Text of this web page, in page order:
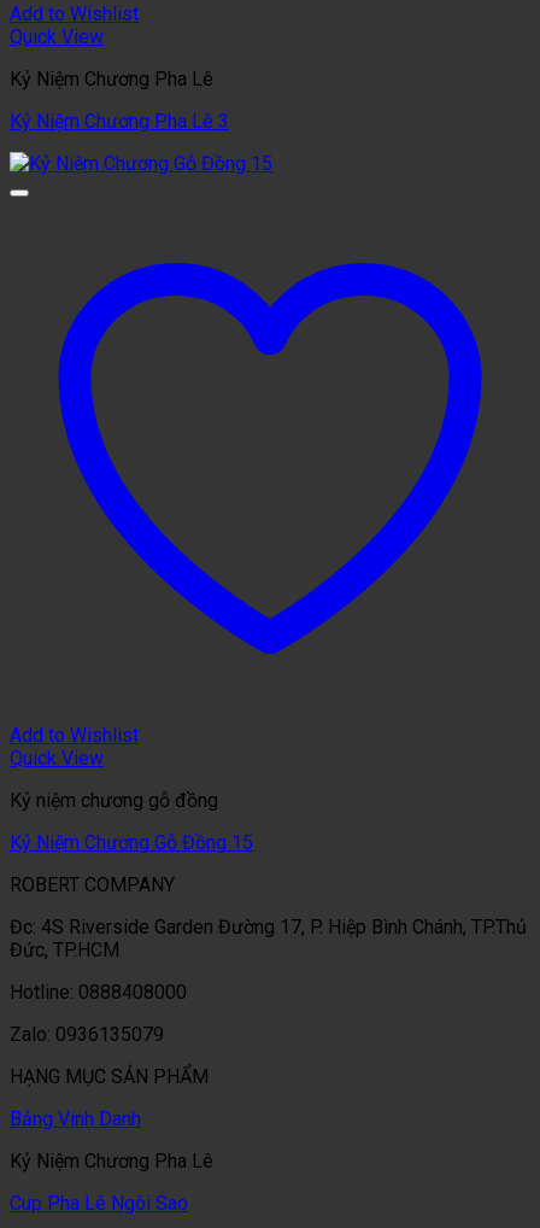
Add to Wishlist
Quick View
Kỷ Niệm Chương Pha Lê
Kỷ Niệm Chương Pha Lê 3
Add to Wishlist
Quick View
Kỷ niệm chương gỗ đồng
Kỷ Niệm Chương Gỗ Đồng 15
ROBERT COMPANY
Đc: 4S Riverside Garden Đường 17, P. Hiệp Bình Chánh, TP.Thủ
Đức, TP.HCM
Hotline: 0888408000
Zalo: 0936135079
HẠNG MỤC SẢN PHẨM
Bảng Vinh Danh
Kỷ Niệm Chương Pha Lê
Cup Pha Lê Ngôi Sao